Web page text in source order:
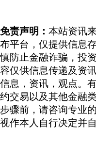
免责声明： 本站资讯
布平台，仅提供信息
慎防止金融诈骗，投
容仅供信息传递及资
信息，资讯，观点。
约交易以及其他金融
步骤前，请咨询专业
视作本人自行决定并